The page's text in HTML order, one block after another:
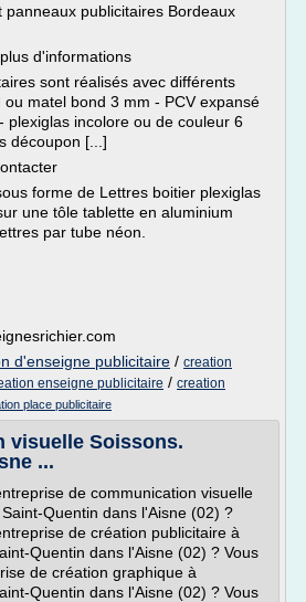
panneaux publicitaires Bordeaux
d'informations
sont réalisés avec différents
matel bond 3 mm - PCV expansé
plexiglas incolore ou de couleur 6
découpon [...]
forme de Lettres boitier plexiglas
une tôle tablette en aluminium
par tube néon.
d'enseigne publicitaire / creation
enseigne publicitaire / creation
place publicitaire
visuelle Soissons.
...
de communication visuelle
Quentin dans l'Aisne (02) ?
de création publicitaire à
Quentin dans l'Aisne (02) ? Vous
de création graphique à
Quentin dans l'Aisne (02) ? Vous